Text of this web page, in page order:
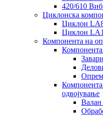
420/610
Циклонска
Циклон
Циклон
Компонента на
Компонента
Завари
Компонента
одвојување
Валан